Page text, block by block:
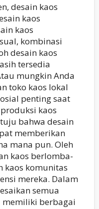
desain kaos
kaos
kaos
kombinasi
desain kaos
tersedia
mungkin Anda
toko kaos lokal
penting saat
kaos
bahwa desain
memberikan
mana pun. Oleh
kaos berlomba-
kaos komunitas
mereka. Dalam
semua
memiliki berbagai